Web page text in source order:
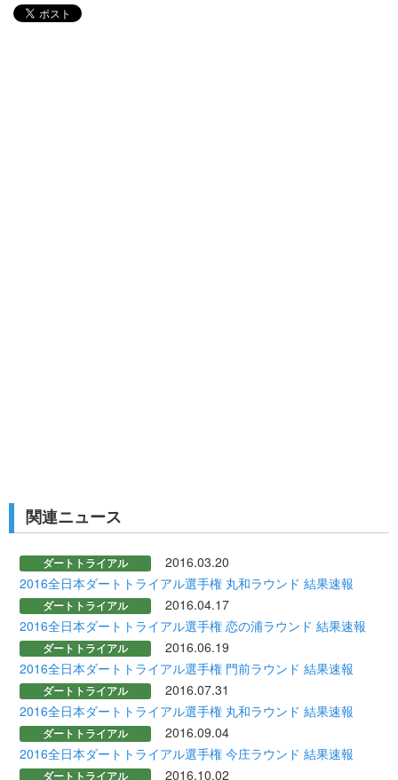
関連ニュース
ダートトライアル
2016.03.20
2016全日本ダートトライアル選手権 丸和ラウンド 結果速報
ダートトライアル
2016.04.17
2016全日本ダートトライアル選手権 恋の浦ラウンド 結果速報
ダートトライアル
2016.06.19
2016全日本ダートトライアル選手権 門前ラウンド 結果速報
ダートトライアル
2016.07.31
2016全日本ダートトライアル選手権 丸和ラウンド 結果速報
ダートトライアル
2016.09.04
2016全日本ダートトライアル選手権 今庄ラウンド 結果速報
ダートトライアル
2016.10.02